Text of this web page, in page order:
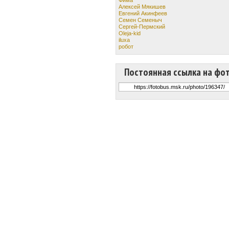
Алексей Мякишев
Евгений Акинфеев
Семен Семеныч
Сергей-Пермский
Oleja-kid
iluxa
робот
Постоянная ссылка на